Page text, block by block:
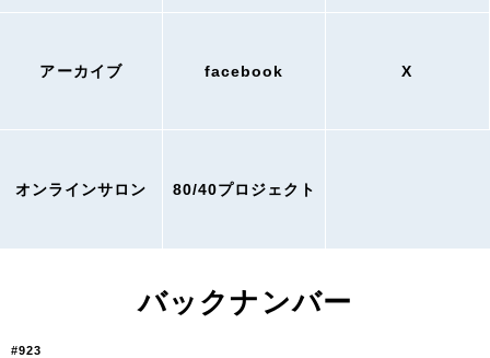
アーカイブ facebook X
オンラインサロン 80/40プロジェクト
バックナンバー
#923